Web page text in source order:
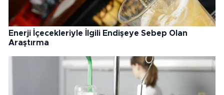
Enerji İçecekleriyle İlgili Endişeye Sebep Olan
Araştırma